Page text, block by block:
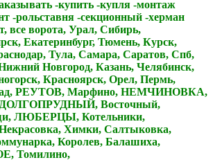
-купить -купля -монтаж
-рольставня -секционный -херман
все ворота, Урал, Сибирь,
Екатеринбург, Тюмень, Курск,
Тула, Самара, Саратов, Спб,
Новгород, Казань, Челябинск,
Красноярск, Орел, Пермь,
РЕУТОВ, Марфино, НЕМЧИНОВКА,
ДОЛГОПРУДНЫЙ, Восточный,
ЛЮБЕРЦЫ, Котельники,
Химки, Салтыковка,
Королев, Балашиха,
Томилино,